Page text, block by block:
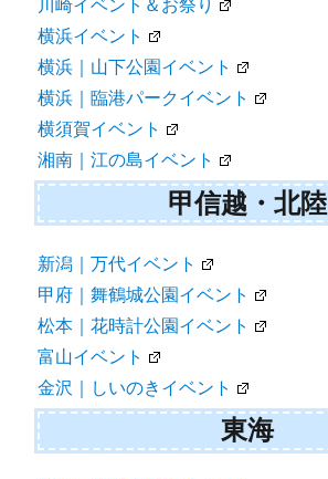
川崎イベント＆お祭り
横浜イベント
横浜｜山下公園イベント
横浜｜臨港パークイベント
横須賀イベント
湘南｜江の島イベント
甲信越・北陸
新潟｜万代イベント
甲府｜舞鶴城公園イベント
松本｜花時計公園イベント
富山イベント
金沢｜しいのきイベント
東海